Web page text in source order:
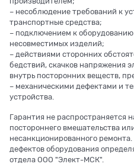
– несоблюдение требований к
транспортные средства;
– подключением к
несовместимых изделий;
– действиями сторонних
бедствий, скачков напряжения
внутрь посторонних веществ,
– механическими дефектами и
устройства.
Гарантия не распространяется
постороннего вмешательства
несанкционированного
дефектов оборудования
отдела ООО "Элект-МСК".